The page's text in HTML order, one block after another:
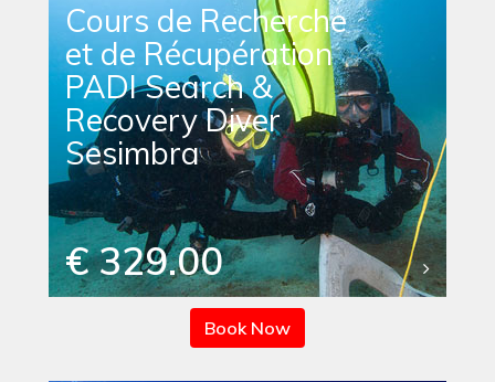
Cours de Recherche
et de Récupération
PADI Search &
Recovery Diver
Sesimbra
€ 329.00
Book Now